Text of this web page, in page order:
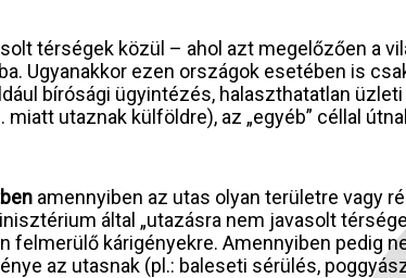
térségek közül – ahol azt megelőzően a
Ugyanakkor ezen országok esetében is
bírósági ügyintézés, halaszthatatlan
utaznak külföldre), az „egyéb” céllal
amennyiben az utas olyan területre vagy
által „utazásra nem javasolt
felmerülő kárigényekre. Amennyiben pedig
az utasnak (pl.: baleseti sérülés,